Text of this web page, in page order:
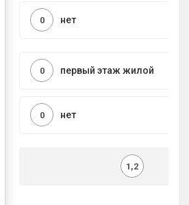
нет
0
первый этаж жилой
0
нет
0
1,2